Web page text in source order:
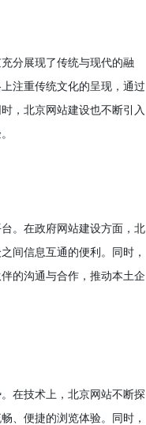
分展现了传统与现代的融
注重传统文化的呈现，通过
，北京网站建设也不断引入
。在政府网站建设方面，北
间信息互通的便利。同时，
的沟通与合作，推动本土企
在技术上，北京网站不断探
、便捷的浏览体验。同时，